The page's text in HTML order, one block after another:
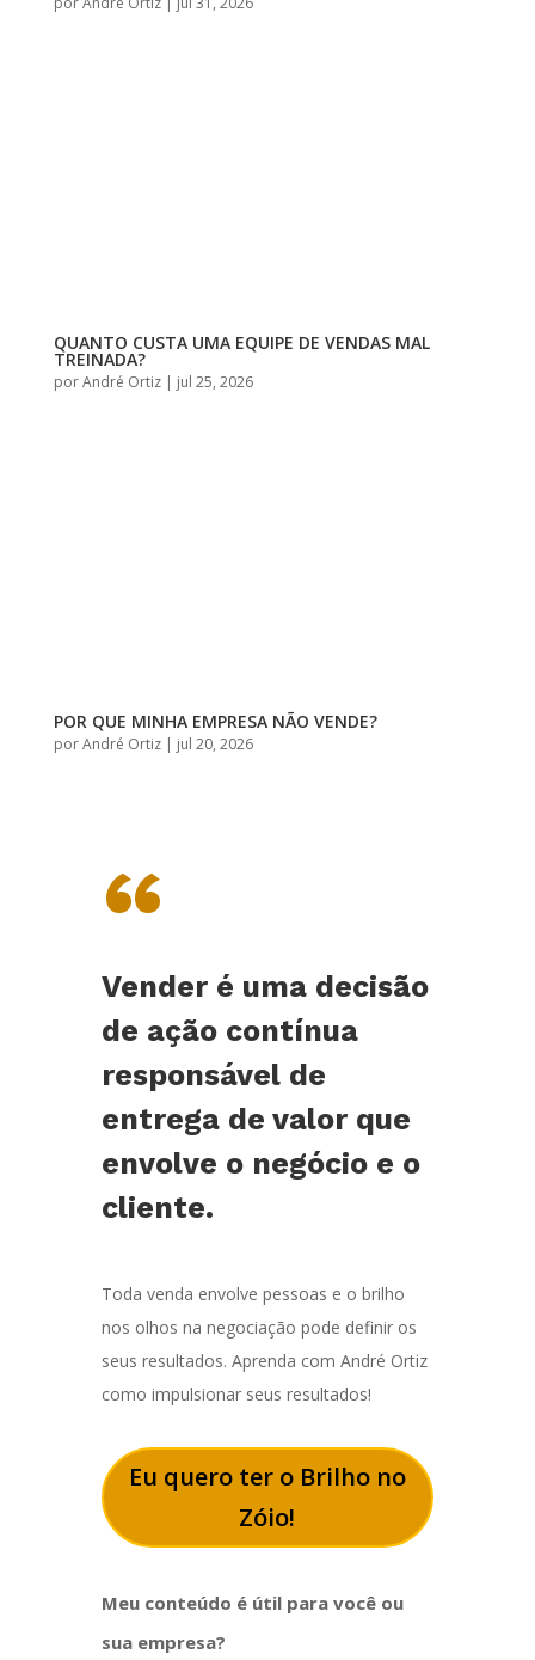
QUANTO CUSTA UMA EQUIPE DE VENDAS MAL
TREINADA?
porAndré Ortiz| jul 25, 2026
POR QUE MINHA EMPRESA NÃO VENDE?
porAndré Ortiz| jul 20, 2026
“
Vender é uma decisão
de ação contínua
responsável de
entrega de valor que
envolve o negócio e o
cliente.
Toda venda envolve pessoas e o brilho
nos olhos na negociação pode definir os
seus resultados. Aprenda com André Ortiz
como impulsionar seus resultados!
Eu quero ter o Brilho no
Zóio!
Meu conteúdo é útil para você ou
sua empresa?